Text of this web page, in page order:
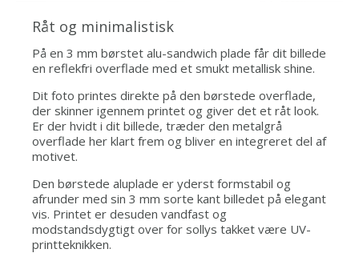
Råt og minimalistisk
På en 3 mm børstet alu-sandwich plade får dit billede
en reflekfri overflade med et smukt metallisk shine.
Dit foto printes direkte på den børstede overflade,
der skinner igennem printet og giver det et råt look.
Er der hvidt i dit billede, træder den metalgrå
overflade her klart frem og bliver en integreret del af
motivet.
Den børstede aluplade er yderst formstabil og
afrunder med sin 3 mm sorte kant billedet på elegant
vis. Printet er desuden vandfast og
modstandsdygtigt over for sollys takket være UV-
printteknikken.